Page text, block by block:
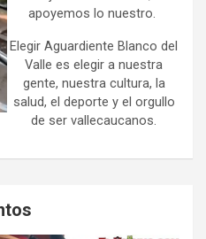
apoyemos lo nuestro.
Elegir Aguardiente Blanco del
Valle es elegir a nuestra
gente, nuestra cultura, la
salud, el deporte y el orgullo
de ser vallecaucanos.